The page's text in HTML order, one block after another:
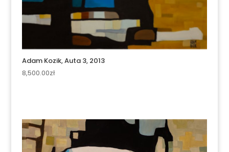
Adam Kozik, Auta 3, 2013
8,500.00zł